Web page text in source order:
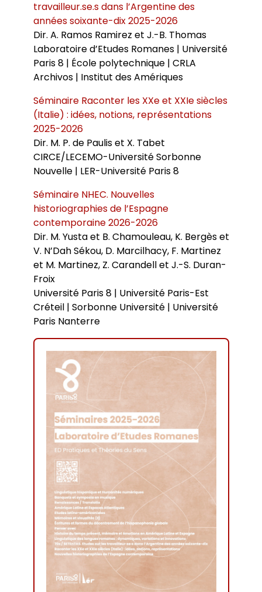
travailleur.se.s dans l’Argentine des
années soixante-dix 2025-2026
Dir. A. Ramos Ramirez et J.-B. Thomas
Laboratoire d’Etudes Romanes | Université
Paris 8 | École polytechnique | CRLA
Archivos | Institut des Amériques
Séminaire Raconter les XXe et XXIe siècles
(Italie) : idées, notions, représentations
2025-2026
Dir. M. P. de Paulis et X. Tabet
CIRCE/LECEMO-Université Sorbonne
Nouvelle | LER-Université Paris 8
Séminaire NHEC. Nouvelles
historiographies de l’Espagne
contemporaine 2026-2026
Dir. M. Yusta et B. Chamouleau, K. Bergès et
V. N’Dah Sékou, D. Marcilhacy, F. Martinez
et M. Martinez, Z. Carandell et J.-S. Duran-
Froix
Université Paris 8 | Université Paris-Est
Créteil | Sorbonne Université | Université
Paris Nanterre